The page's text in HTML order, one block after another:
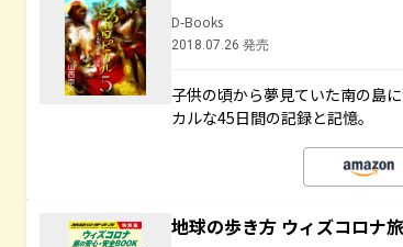
D-Books
2018.07.26 発売
子供の頃から夢見ていた南の島
カルな45日間の記録と記憶。
地球の歩き方 ウィズコロナ